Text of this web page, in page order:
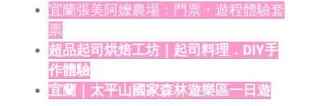
宜蘭張美阿嬤農場：門票・遊程體驗套
票
超品起司烘焙工坊｜起司料理．DIY手
作體驗
宜蘭｜太平山國家森林遊樂區一日遊